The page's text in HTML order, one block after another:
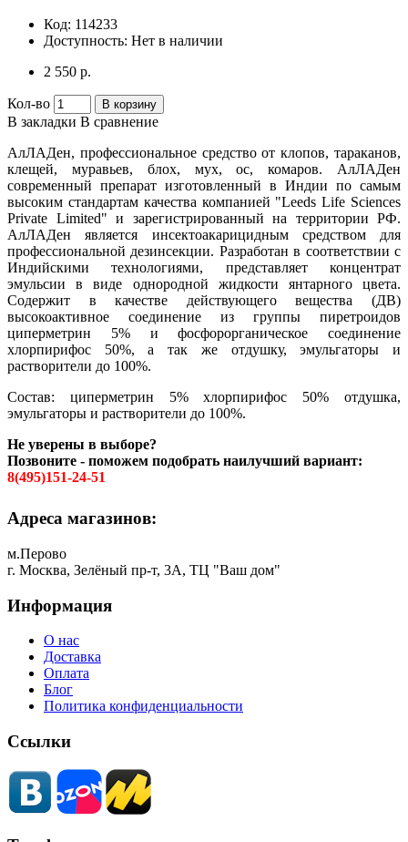
Код: 114233
Доступность: Нет в наличии
2 550 р.
Кол-во В корзину
В закладки В сравнение
АлЛАДен, профессиональное средство от клопов, тараканов,
клещей, муравьев, блох, мух, ос, комаров. АлЛАДен
современный препарат изготовленный в Индии по самым
высоким стандартам качества компанией "Leeds Life Sciences
Private Limited" и зарегистрированный на территории РФ.
АлЛАДен является инсектоакарицидным средством для
профессиональной дезинсекции. Разработан в соответствии с
Индийскими технологиями, представляет концентрат
эмульсии в виде однородной жидкости янтарного цвета.
Содержит в качестве действующего вещества (ДВ)
высокоактивное соединение из группы пиретроидов
циперметрин 5% и фосфорорганическое соединение
хлорпирифос 50%, а так же отдушку, эмульгаторы и
растворители до 100%.
Состав: циперметрин 5% хлорпирифос 50% отдушка,
эмульгаторы и растворители до 100%.
Не уверены в выборе?
Позвоните - поможем подобрать наилучший вариант:
8(495)151-24-51
Адреса магазинов:
м.Перово
г. Москва, Зелёный пр-т, 3А, ТЦ "Ваш дом"
Информация
О нас
Доставка
Оплата
Блог
Политика конфиденциальности
Ссылки